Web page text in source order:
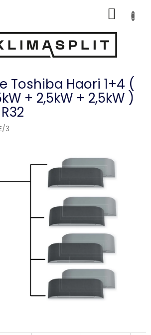
KOŠÍK
Toshiba Haori 1+4 (
+ 2,5kW + 2,5kW )
3